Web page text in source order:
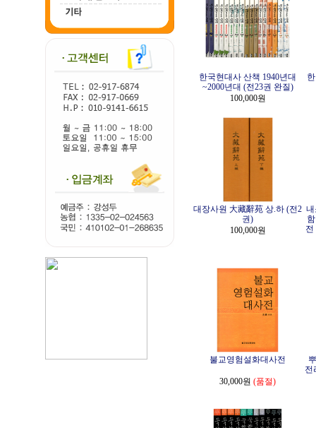
한국현대사 산책 1940년대
~2000년대 (전23권 완질)
100,000원
대장사원 大藏辭苑 상.하 (전2
권)
100,000원
내
전
불교영험설화대사전
30,000원 (품절)
전